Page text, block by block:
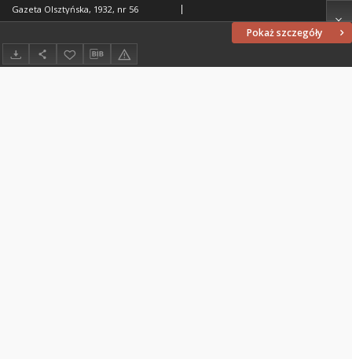
Pokaż szczegóły
Gazeta Olsztyńska, 1932, nr 56